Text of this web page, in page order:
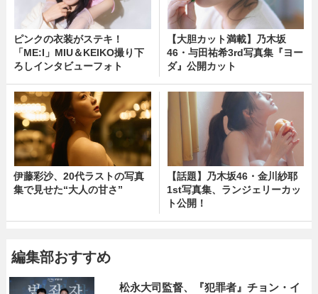
ピンクの衣装がステキ！
「ME:I」MIU＆KEIKO撮り下
ろしインタビューフォト
【大胆カット満載】乃木坂
46・与田祐希3rd写真集『ヨー
ダ』公開カット
伊藤彩沙、20代ラストの写真
集で見せた“大人の甘さ”
【話題】乃木坂46・金川紗耶
1st写真集、ランジェリーカッ
ト公開！
編集部おすすめ
松永大司監督、『犯罪者』チョン・イ